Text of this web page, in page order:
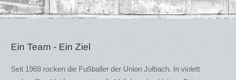
Ein Team - Ein Ziel
Seit 1968 rocken die Fußballer der Union Julbach. In violett